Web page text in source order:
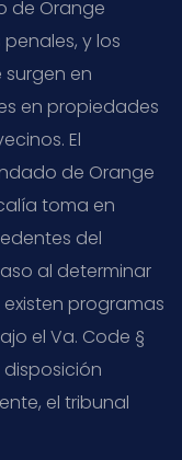
de Orange
y los
en
en propiedades
El
de Orange
toma en
del
al determinar
programas
el Va. Code §
disposición
el tribunal